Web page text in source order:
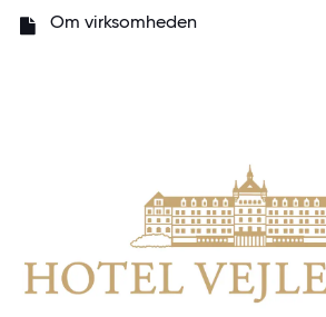
Om virksomheden